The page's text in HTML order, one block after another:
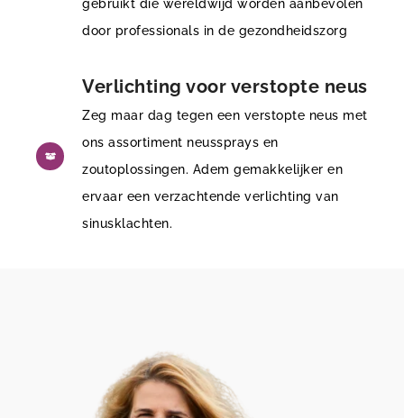
gebruikt die wereldwijd worden aanbevolen
door professionals in de gezondheidszorg
Verlichting voor verstopte neus
Zeg maar dag tegen een verstopte neus met
ons assortiment neussprays en
zoutoplossingen. Adem gemakkelijker en
ervaar een verzachtende verlichting van
sinusklachten.